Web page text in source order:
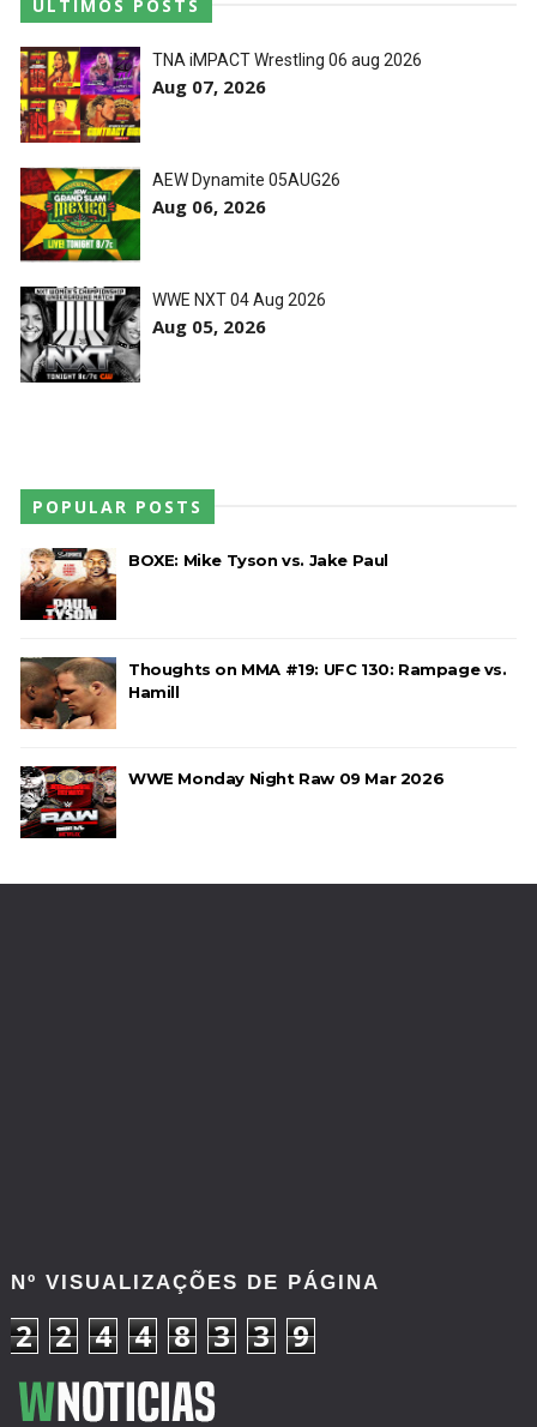
ULTIMOS POSTS
TNA iMPACT Wrestling 06 aug 2026
Aug 07, 2026
AEW Dynamite 05AUG26
Aug 06, 2026
WWE NXT 04 Aug 2026
Aug 05, 2026
POPULAR POSTS
BOXE: Mike Tyson vs. Jake Paul
Thoughts on MMA #19: UFC 130: Rampage vs.
Hamill
WWE Monday Night Raw 09 Mar 2026
Nº VISUALIZAÇÕES DE PÁGINA
2 2 4 4 8 3 3 9